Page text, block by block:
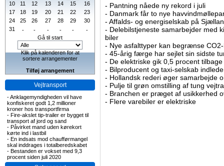
10
11 12 13 14 15
16
17
18 19 20 21 22
23
24
25 26 27 28 29
30
31
- - - - -
-
Gå til start
Klik på kalenderen for at
sortere arrangementer
Tilføj arrangement
Vejtransport
-Anklagemyndigheden vil have
konfiskeret godt 1,2 millioner
kroner hos transportfirma
- Fire-akslet tip-trailer er bygget til
transport af jord og sand
- Påvirket mand uden kørekort
kørte ind i lastbil
- En indsats mod chaufførmangel
skal inddrages i totalberedskabet
- Bestanden er vokset med 9,3
procent siden juli 2020
- Pantning nåede ny rekord i juli
- Danmark får to nye
- Affalds- og energiselskab på
- Delebilstjeneste samarbejder med
biler
- Nye asfalttyper kan begrænse
- 45-årig færge har sejlet sin sidste
- De elektriske gik 0,5 procent tilbage
- Bilproducent og taxi-selskab
- Hollandsk rederi øger samarbejde
- Pulje til grøn omstilling af tung
- Branchen er præget af usikkerhed
- Flere varebiler er elektriske